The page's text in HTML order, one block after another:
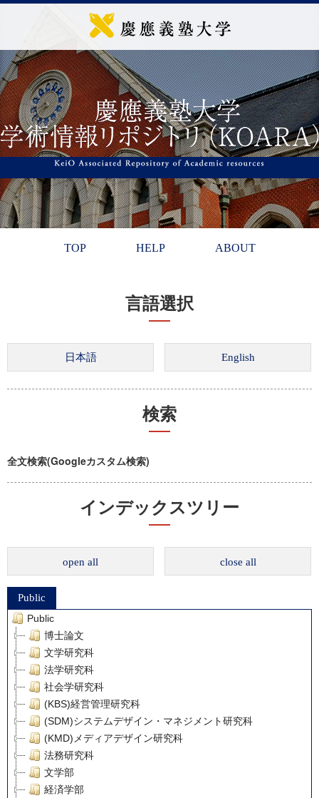
TOP HELP ABOUT
言語選択
検索
全文検索(Googleカスタム検索)
インデックスツリー
open all close all
Public
Public
博士論文
文学研究科
法学研究科
社会学研究科
(KBS)経営管理研究科
(SDM)システムデザイン・マネジメント研究科
(KMD)メディアデザイン研究科
法務研究科
文学部
経済学部